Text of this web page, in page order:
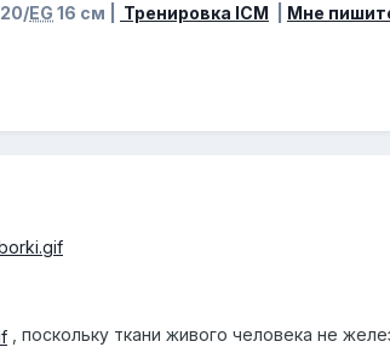
20/EG 16 см | Тренировка ICM Мне
, поскольку ткани живого человека не